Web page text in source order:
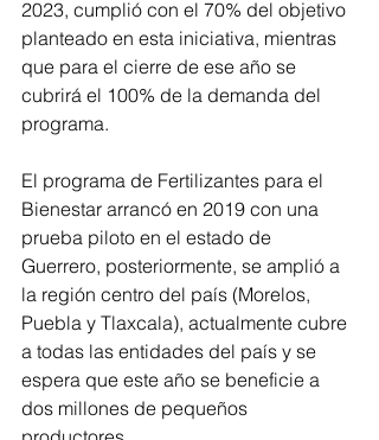
2023, cumplió con el 70% del objetivo
planteado en esta iniciativa, mientras
que para el cierre de ese año se
cubrirá el 100% de la demanda del
programa.
El programa de Fertilizantes para el
Bienestar arrancó en 2019 con una
prueba piloto en el estado de
Guerrero, posteriormente, se amplió a
la región centro del país (Morelos,
Puebla y Tlaxcala), actualmente cubre
a todas las entidades del país y se
espera que este año se beneficie a
dos millones de pequeños